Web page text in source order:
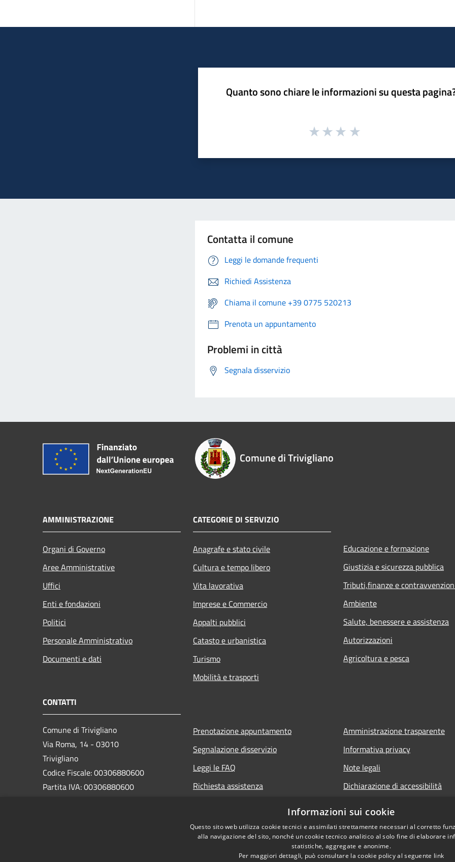
Quanto sono chiare le informazioni su questa
Contatta il comune
Leggi le domande frequenti
Richiedi Assistenza
Chiama il comune +39 0775 520213
Prenota un appuntamento
Problemi in città
Segnala disservizio
Comune di Trivigliano
AMMINISTRAZIONE
Organi di Governo
Aree Amministrative
Uffici
Enti e fondazioni
Politici
Personale Amministrativo
Documenti e dati
CATEGORIE DI SERVIZIO
Anagrafe e stato civile
Cultura e tempo libero
Vita lavorativa
Imprese e Commercio
Appalti pubblici
Catasto e urbanistica
Turismo
Mobilità e trasporti
Educazione e formazione
Giustizia e sicurezza pubblica
Tributi,finanze e
Ambiente
Salute, benessere e assistenza
Autorizzazioni
Agricoltura e pesca
CONTATTI
Comune di Trivigliano
Via Roma, 14 - 03010
Trivigliano
Codice Fiscale: 00306880600
Partita IVA: 00306880600
Prenotazione appuntamento
Segnalazione disservizio
Leggi le FAQ
Richiesta assistenza
Amministrazione trasparente
Informativa privacy
Note legali
Dichiarazione di accessibilità
Informazioni sui cookie
Questo sito web utilizza cookie tecnici e assimilati strettamente necessari al corretto
alla navigazione del sito, nonché un cookie tecnico analitico al solo fine di elaborare
statistiche, aggregate e anonime.
Per maggiori dettagli, può consultare la cookie policy al seguente link